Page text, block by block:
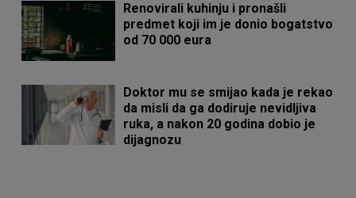
Renovirali kuhinju i pronašli
predmet koji im je donio bogatstvo
od 70 000 eura
Doktor mu se smijao kada je rekao
da misli da ga dodiruje nevidljiva
ruka, a nakon 20 godina dobio je
dijagnozu